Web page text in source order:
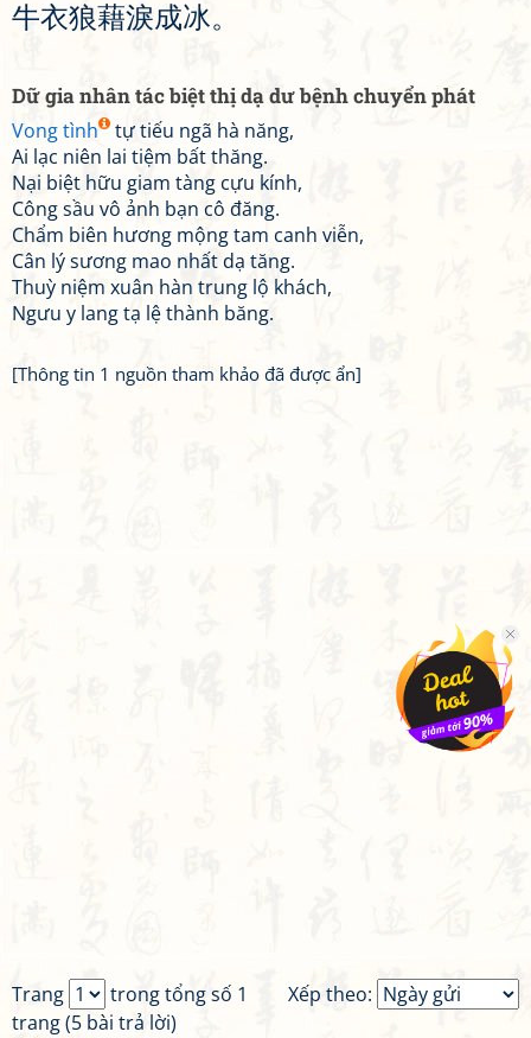
牛衣狼藉淚成冰。
Dữ gia nhân tác biệt thị dạ dư bệnh chuyển phát
Vong tình
tự tiếu ngã hà năng,
Ai lạc niên lai tiệm bất thăng.
Nại biệt hữu giam tàng cựu kính,
Công sầu vô ảnh bạn cô đăng.
Chẩm biên hương mộng tam canh viễn,
Cân lý sương mao nhất dạ tăng.
Thuỳ niệm xuân hàn trung lộ khách,
Ngưu y lang tạ lệ thành băng.
[Thông tin 1 nguồn tham khảo đã được ẩn]
Xếp theo:
Trang
trong tổng số 1
trang (5 bài trả lời)